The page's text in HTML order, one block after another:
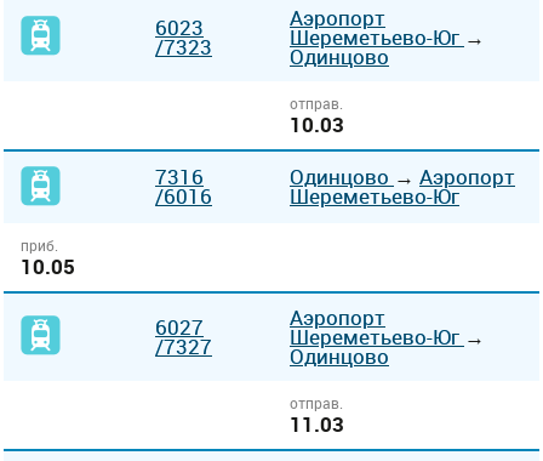
6023
/7323
Аэропорт
Шереметьево-Юг →
Одинцово
отправ.
10.03
7316
/6016
Одинцово → Аэропорт
Шереметьево-Юг
приб.
10.05
6027
/7327
Аэропорт
Шереметьево-Юг →
Одинцово
отправ.
11.03